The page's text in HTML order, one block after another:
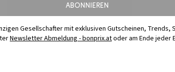
Abonnieren
Gesellschafter mit exklusiven Gutscheinen, Trends,
Newsletter Abmeldung - bonprix.atoder am Ende jeder